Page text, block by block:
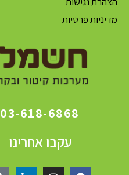
מדיניות פרטיות
03-618-6868
עקבו אחרינו